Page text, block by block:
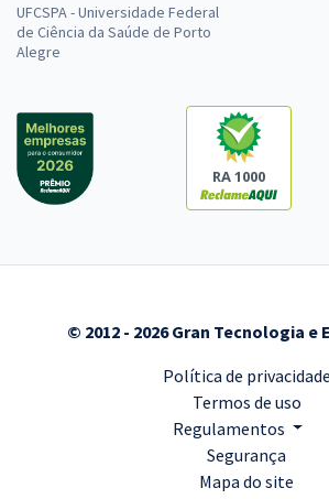
UFCSPA - Universidade Federal
de Ciência da Saúde de Porto
Alegre
RA 1000
© 2012 - 2026 Gran Tecnologia e
Política de privacidade
Termos de uso
Regulamentos
Segurança
Mapa do site